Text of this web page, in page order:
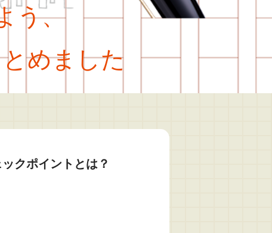
う、
めました
クポイントとは？